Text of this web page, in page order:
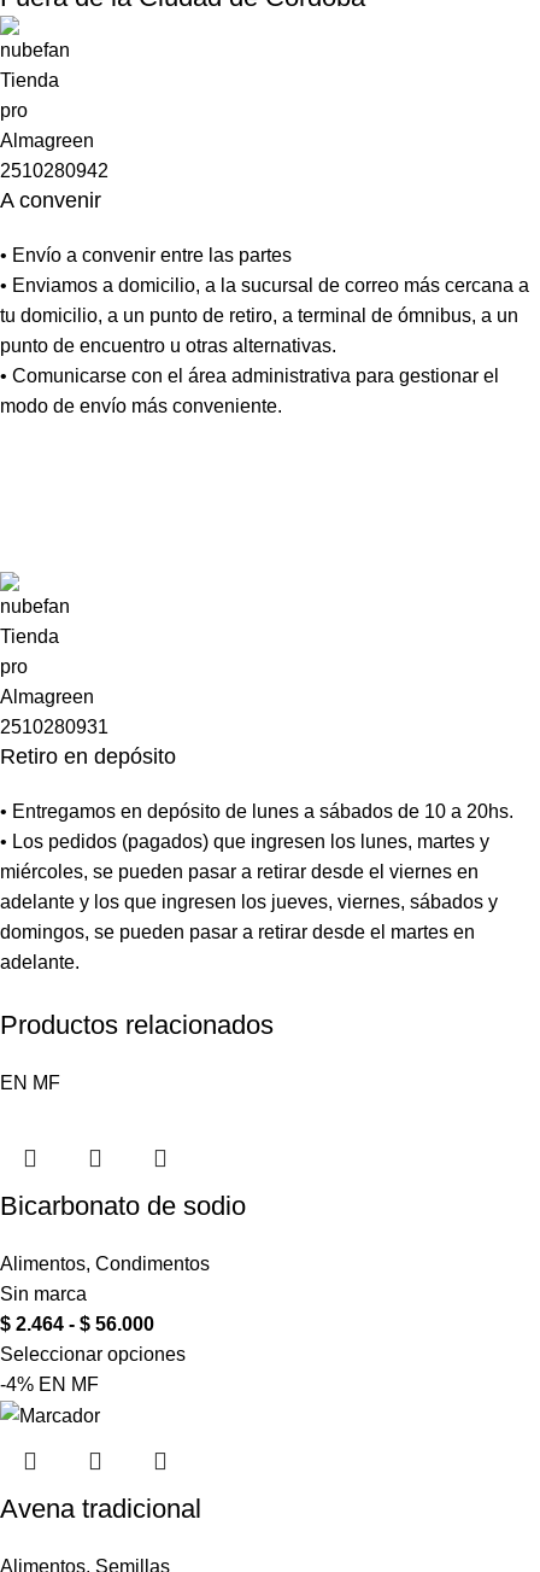
A convenir
• Envío a convenir entre las partes
• Enviamos a domicilio, a la sucursal de correo más cercana a
tu domicilio, a un punto de retiro, a terminal de ómnibus, a un
punto de encuentro u otras alternativas.
• Comunicarse con el área administrativa para gestionar el
modo de envío más conveniente.
Retiro en depósito
• Entregamos en depósito de lunes a sábados de 10 a 20hs.
• Los pedidos (pagados) que ingresen los lunes, martes y
miércoles, se pueden pasar a retirar desde el viernes en
adelante y los que ingresen los jueves, viernes, sábados y
domingos, se pueden pasar a retirar desde el martes en
adelante.
Productos relacionados
EN MF
Bicarbonato de sodio
Alimentos, Condimentos
Sin marca
$ 2.464 - $ 56.000
Seleccionar opciones
-4% EN MF
Avena tradicional
Alimentos, Semillas